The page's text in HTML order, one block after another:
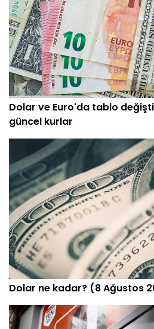
Dolar ve Euro'da tablo
güncel kurlar
Dolar ne kadar? (8 Ağustos